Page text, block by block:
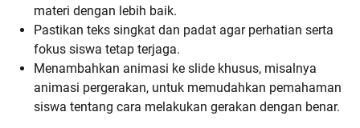
materi dengan lebih baik.
Pastikan teks singkat dan padat agar perhatian serta
fokus siswa tetap terjaga.
Menambahkan animasi ke slide khusus, misalnya
animasi pergerakan, untuk memudahkan pemahaman
siswa tentang cara melakukan gerakan dengan benar.